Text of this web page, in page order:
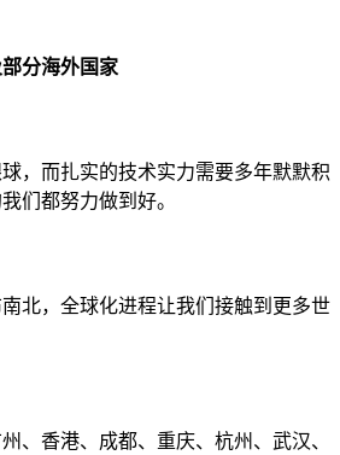
分海外国家
，而扎实的技术实力需要多年默默积
们都努力做到好。
北，全球化进程让我们接触到更多世
、香港、成都、重庆、杭州、武汉、